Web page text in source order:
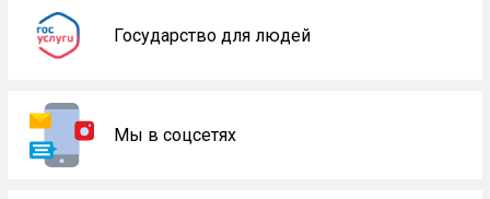
Государство для людей
Мы в соцсетях